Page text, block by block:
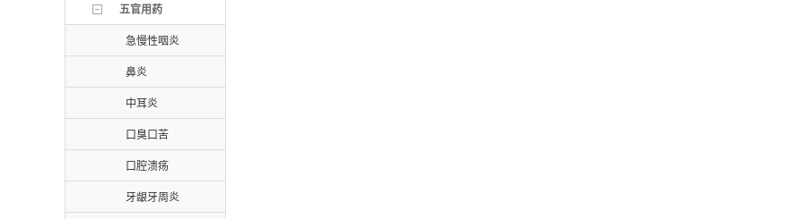
五官用药
急慢性咽炎
鼻炎
中耳炎
口臭口苦
口腔溃疡
牙龈牙周炎